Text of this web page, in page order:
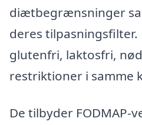
diætbegrænsninger
deres
glutenfri, laktosfri,
restriktioner i samme
De tilbyder FODMAP-